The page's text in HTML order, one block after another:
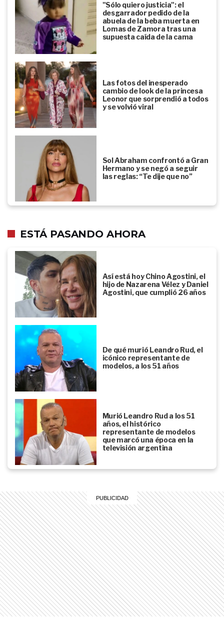
"Sólo quiero justicia": el
desgarrador pedido de la
abuela de la beba muerta en
Lomas de Zamora tras una
supuesta caída de la cama
Las fotos del inesperado
cambio de look de la princesa
Leonor que sorprendió a todos
y se volvió viral
Sol Abraham confrontó a Gran
Hermano y se negó a seguir
las reglas: “Te dije que no”
ESTÁ PASANDO AHORA
Así está hoy Chino Agostini, el
hijo de Nazarena Vélez y Daniel
Agostini, que cumplió 26 años
De qué murió Leandro Rud, el
icónico representante de
modelos, a los 51 años
Murió Leandro Rud a los 51
años, el histórico
representante de modelos
que marcó una época en la
televisión argentina